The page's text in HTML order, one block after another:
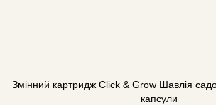
Змінний картридж Click & Grow Шавлія
капсули